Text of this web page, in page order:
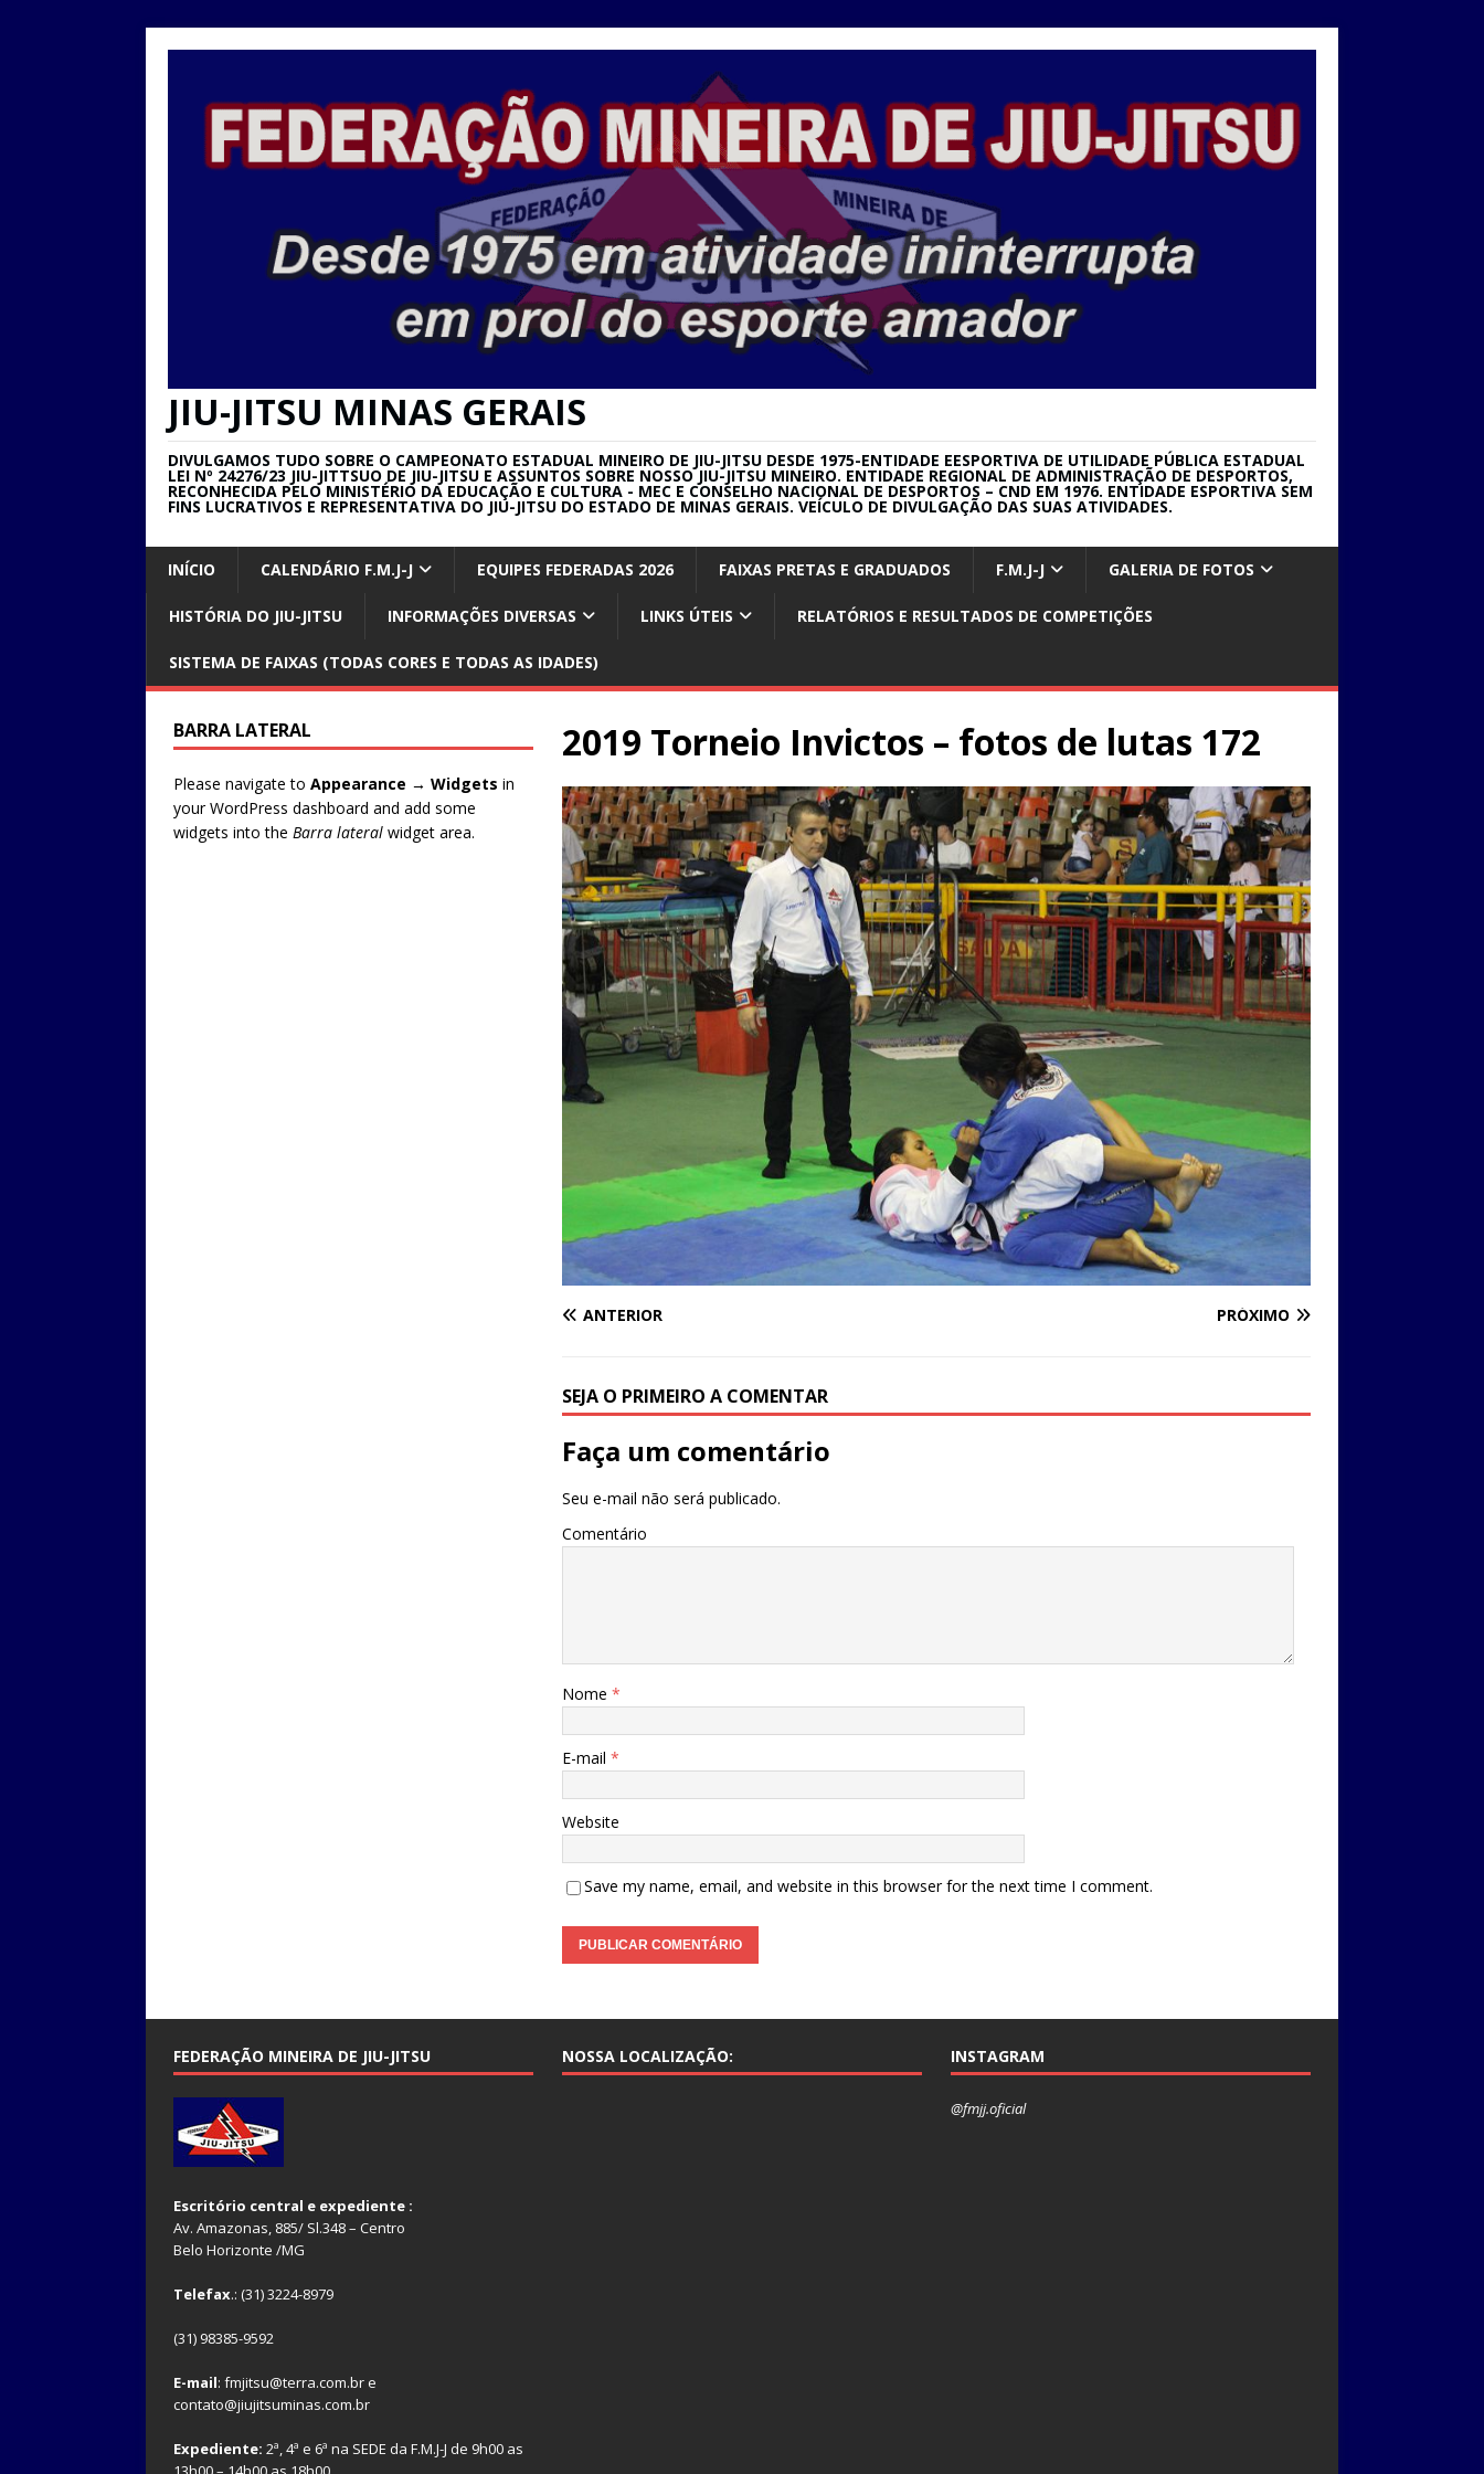
JIU-JITSU MINAS GERAIS
DIVULGAMOS TUDO SOBRE O CAMPEONATO ESTADUAL MINEIRO DE JIU-JITSU DESDE 1975-ENTIDADE EESPORTIVA DE UTILIDADE PÚBLICA ESTADUAL
LEI Nº 24276/23 JIU-JITTSUO DE JIU-JITSU E ASSUNTOS SOBRE NOSSO JIU-JITSU MINEIRO. ENTIDADE REGIONAL DE ADMINISTRAÇÃO DE DESPORTOS,
RECONHECIDA PELO MINISTÉRIO DA EDUCAÇÃO E CULTURA - MEC E CONSELHO NACIONAL DE DESPORTOS – CND EM 1976. ENTIDADE ESPORTIVA SEM
FINS LUCRATIVOS E REPRESENTATIVA DO JIU-JITSU DO ESTADO DE MINAS GERAIS. VEÍCULO DE DIVULGAÇÃO DAS SUAS ATIVIDADES.
INÍCIO CALENDÁRIO F.M.J-J EQUIPES FEDERADAS 2026 FAIXAS PRETAS E GRADUADOS F.M.J-J GALERIA DE FOTOS
HISTÓRIA DO JIU-JITSU INFORMAÇÕES DIVERSAS LINKS ÚTEIS RELATÓRIOS E RESULTADOS DE COMPETIÇÕES
SISTEMA DE FAIXAS (TODAS CORES E TODAS AS IDADES)
2019 Torneio Invictos – fotos de lutas 172
ANTERIOR PRÓXIMO
SEJA O PRIMEIRO A COMENTAR
Faça um comentário
Seu e-mail não será publicado.
Comentário
Nome *
E-mail *
Website
Save my name, email, and website in this browser for the next time I comment.
BARRA LATERAL
Please navigate to Appearance → Widgets in
your WordPress dashboard and add some
widgets into the Barra lateral widget area.
FEDERAÇÃO MINEIRA DE JIU-JITSU
Escritório central e expediente :
Av. Amazonas, 885/ Sl.348 – Centro
Belo Horizonte /MG
Telefax.: (31) 3224-8979
(31) 98385-9592
E-mail: fmjitsu@terra.com.br e
contato@jiujitsuminas.com.br
Expediente: 2ª, 4ª e 6ª na SEDE da F.M.J-J de 9h00 as
NOSSA LOCALIZAÇÃO: INSTAGRAM
@fmjj.oficial